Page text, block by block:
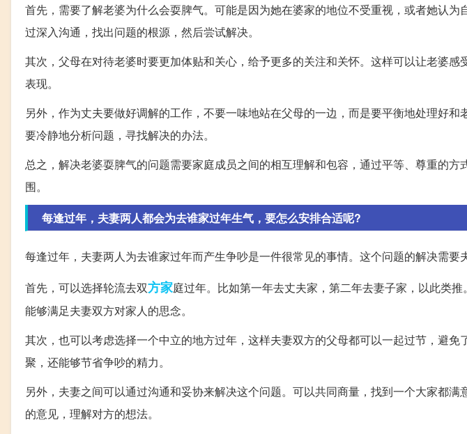
首先，需要了解老婆为什么会耍脾气。可能是因为她在婆家的地位不受重视，或者她认为
过深入沟通，找出问题的根源，然后尝试解决。
其次，父母在对待老婆时要更加体贴和关心，给予更多的关注和关怀。这样可以让老婆
表现。
另外，作为丈夫要做好调解的工作，不要一味地站在父母的一边，而是要平衡地处理好和
要冷静地分析问题，寻找解决的办法。
总之，解决老婆耍脾气的问题需要家庭成员之间的相互理解和包容，通过平等、尊重的
围。
每逢过年，夫妻两人都会为去谁家过年生气，要怎么安排合适呢?
每逢过年，夫妻两人为去谁家过年而产生争吵是一件很常见的事情。这个问题的解决需要
首先，可以选择轮流去双方家庭过年。比如第一年去丈夫家，第二年去妻子家，以此类
能够满足夫妻双方对家人的思念。
其次，也可以考虑选择一个中立的地方过年，这样夫妻双方的父母都可以一起过节，避
聚，还能够节省争吵的精力。
另外，夫妻之间可以通过沟通和妥协来解决这个问题。可以共同商量，找到一个大家都
的意见，理解对方的想法。